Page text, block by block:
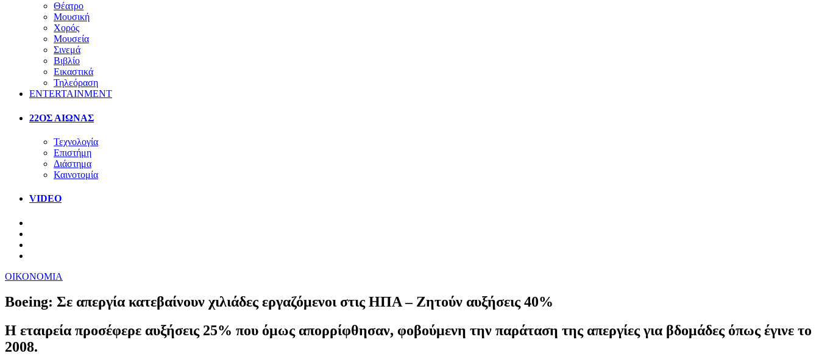
Θέατρο
Μουσική
Χορός
Μουσεία
Σινεμά
Βιβλίο
Εικαστικά
Τηλεόραση
ENTERTAINMENT
22ΟΣ ΑΙΩΝΑΣ
Τεχνολογία
Επιστήμη
Διάστημα
Καινοτομία
VIDEO
ΟΙΚΟΝΟΜΙΑ
Boeing: Σε απεργία κατεβαίνουν χιλιάδες εργαζόμενοι στις ΗΠΑ – Ζητούν αυξήσεις 40%
Η εταιρεία προσέφερε αυξήσεις 25% που όμως απορρίφθησαν, φοβούμενη την παράταση της απεργίες για βδομάδες όπως έγινε το
2008.